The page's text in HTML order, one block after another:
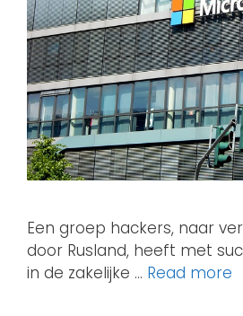
Een groep hackers, naar
door Rusland, heeft met
in de zakelijke … Read more